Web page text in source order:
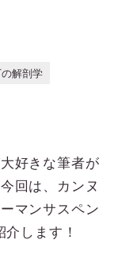
解剖学
好きな筆者が
回は、カンヌ
マンサスペン
します！